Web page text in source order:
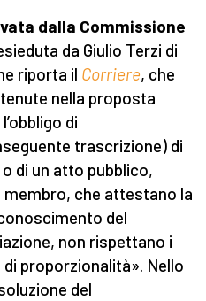
dalla Commissione
da Giulio Terzi di
riporta il Corriere, che
nella proposta
di
trascrizione) di
di un atto pubblico,
che attestano la
del
non rispettano i
proporzionalità». Nello
del